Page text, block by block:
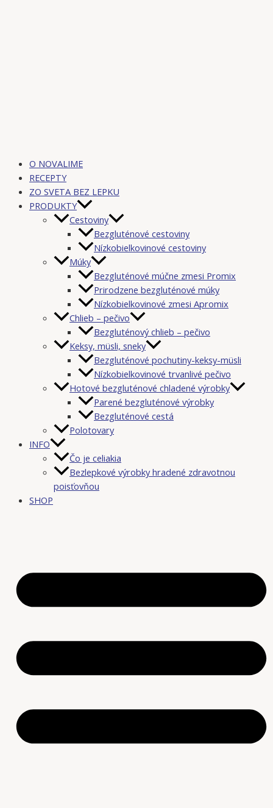
O NOVALIME
RECEPTY
ZO SVETA BEZ LEPKU
PRODUKTY
Cestoviny
Bezgluténové cestoviny
Nízkobielkovinové cestoviny
Múky
Bezgluténové múčne zmesi Promix
Prirodzene bezgluténové múky
Nízkobielkovinové zmesi Apromix
Chlieb – pečivo
Bezgluténový chlieb – pečivo
Keksy, müsli, sneky
Bezgluténové pochutiny-keksy-müsli
Nízkobielkovinové trvanlivé pečivo
Hotové bezgluténové chladené výrobky
Parené bezgluténové výrobky
Bezgluténové cestá
Polotovary
INFO
Čo je celiakia
Bezlepkové výrobky hradené zdravotnou
poisťovňou
SHOP